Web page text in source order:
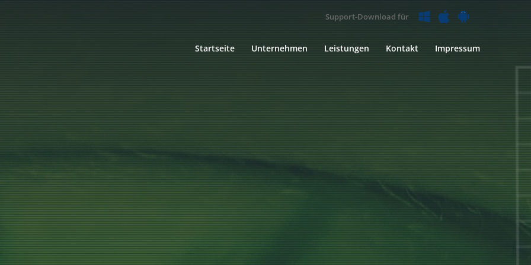
Support-Download für
Startseite Unternehmen Leistungen Kontakt Impressum